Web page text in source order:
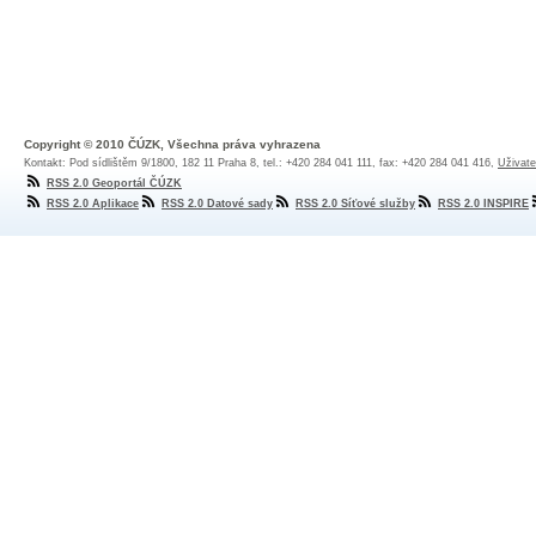
Copyright © 2010 ČÚZK, Všechna práva vyhrazena
Kontakt: Pod sídlištěm 9/1800, 182 11 Praha 8, tel.: +420 284 041 111, fax: +420 284 041 416,
RSS 2.0 Geoportál ČÚZK
RSS 2.0 Aplikace
RSS 2.0 Datové sady RSS 2.0 Síťové služby RSS 2.0 INSPIRE